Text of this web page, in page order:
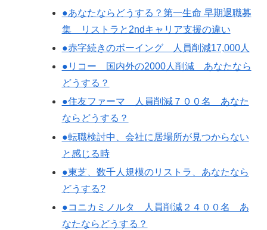
●あなたならどうする？第一生命 早期退職募
集 リストラと2ndキャリア支援の違い
●赤字続きのボーイング 人員削減17,000人
●リコー 国内外の2000人削減 あなたなら
どうする？
●住友ファーマ 人員削減７００名 あなた
ならどうする？
●転職検討中、会社に居場所が見つからない
と感じる時
●東芝、数千人規模のリストラ、あなたなら
どうする?
●コニカミノルタ 人員削減２４００名 あ
なたならどうする？